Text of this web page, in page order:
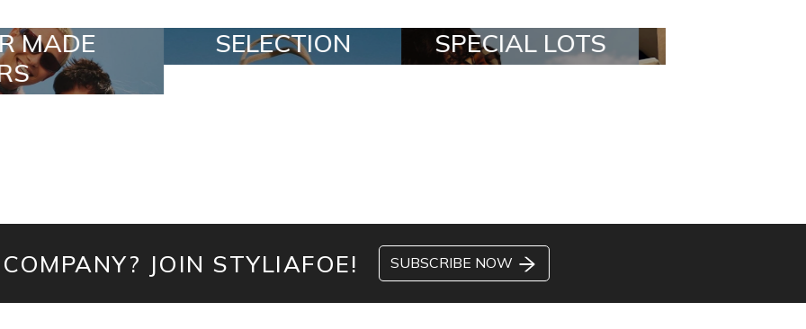
SPECIAL LOTS ALL IN A BOX
JOIN STYLIAFOE! SUBSCRIBE NOW